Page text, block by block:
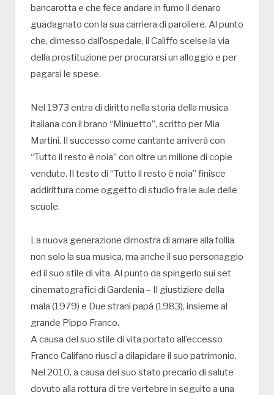
bancarotta e che fece andare in fumo il denaro
guadagnato con la sua carriera di paroliere. Al punto
che, dimesso dall’ospedale, il Califfo scelse la via
della prostituzione per procurarsi un alloggio e per
pagarsi le spese.
Nel 1973 entra di diritto nella storia della musica
italiana con il brano “Minuetto”, scritto per Mia
Martini. Il successo come cantante arriverà con
“Tutto il resto è noia” con oltre un milione di copie
vendute. Il testo di “Tutto il resto è noia” finisce
addirittura come oggetto di studio fra le aule delle
scuole.
La nuova generazione dimostra di amare alla follia
non solo la sua musica, ma anche il suo personaggio
ed il suo stile di vita. Al punto da spingerlo sui set
cinematografici di Gardenia – Il giustiziere della
mala (1979) e Due strani papà (1983), insieme al
grande Pippo Franco.
A causa del suo stile di vita portato all’eccesso
Franco Califano riuscì a dilapidare il suo patrimonio.
Nel 2010, a causa del suo stato precario di salute
dovuto alla rottura di tre vertebre in seguito a una